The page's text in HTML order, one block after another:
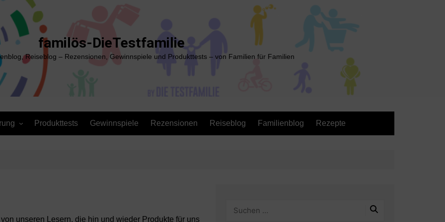
familös-DieTestfamilie
Reiseblog – Rezensionen, Gewinnspiele und Produkttests – von Familien für Familien
Produkttests Gewinnspiele Rezensionen Reiseblog Familienblog Rezepte
unseren Lesern, die hin und wieder Produkte für uns